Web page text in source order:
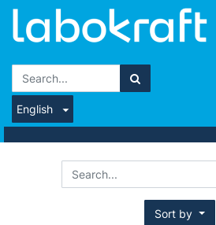
English
Sort by